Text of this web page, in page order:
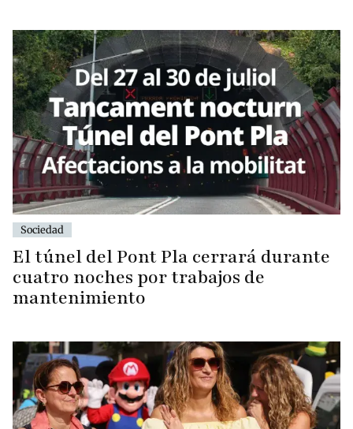
Sociedad
El túnel del Pont Pla cerrará durante
cuatro noches por trabajos de
mantenimiento